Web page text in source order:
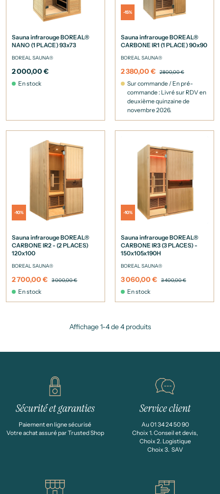
Sauna infrarouge BOREAL®
NANO (1 PLACE) 93x73
BOREAL SAUNA®
2 000,00 €
En stock
-15%
Sauna infrarouge BOREAL®
CARBONE IR1 (1 PLACE) 90x90
BOREAL SAUNA®
2 380,00 € 2 800,00 €
Sur commande / En pré-
commande : Livré sur RDV en
deuxième quinzaine de
novembre 2026.
-10%
Sauna infrarouge BOREAL®
CARBONE IR2 - (2 PLACES)
120x100
BOREAL SAUNA®
2 700,00 € 3 000,00 €
En stock
-10%
Sauna infrarouge BOREAL®
CARBONE IR3 (3 PLACES) -
150x105x190H
BOREAL SAUNA®
3 060,00 € 3 400,00 €
En stock
Affichage 1-4 de 4 produits
Sécurité et garanties
Paiement en ligne sécurisé
Votre achat assuré par Trusted Shop
Service client
Au 01 34 24 50 90
Choix 1. Conseil et devis,
Choix 2. Logistique
Choix 3. SAV